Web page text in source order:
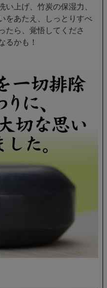
い上げ、竹炭の保湿力、
をあたえ、しっとりすべ
たら、覚悟してくださ
るかも！